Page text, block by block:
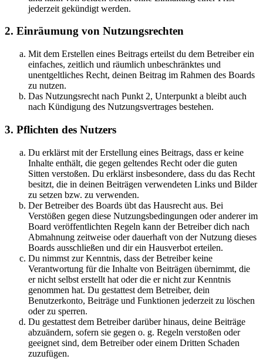
jederzeit gekündigt werden.
2. Einräumung von Nutzungsrechten
Mit dem Erstellen eines Beitrags erteilst du dem Betreiber ein
einfaches, zeitlich und räumlich unbeschränktes und
unentgeltliches Recht, deinen Beitrag im Rahmen des Boards
zu nutzen.
Das Nutzungsrecht nach Punkt 2, Unterpunkt a bleibt auch
nach Kündigung des Nutzungsvertrages bestehen.
3. Pflichten des Nutzers
Du erklärst mit der Erstellung eines Beitrags, dass er keine
Inhalte enthält, die gegen geltendes Recht oder die guten
Sitten verstoßen. Du erklärst insbesondere, dass du das Recht
besitzt, die in deinen Beiträgen verwendeten Links und Bilder
zu setzen bzw. zu verwenden.
Der Betreiber des Boards übt das Hausrecht aus. Bei
Verstößen gegen diese Nutzungsbedingungen oder anderer im
Board veröffentlichten Regeln kann der Betreiber dich nach
Abmahnung zeitweise oder dauerhaft von der Nutzung dieses
Boards ausschließen und dir ein Hausverbot erteilen.
Du nimmst zur Kenntnis, dass der Betreiber keine
Verantwortung für die Inhalte von Beiträgen übernimmt, die
er nicht selbst erstellt hat oder die er nicht zur Kenntnis
genommen hat. Du gestattest dem Betreiber, dein
Benutzerkonto, Beiträge und Funktionen jederzeit zu löschen
oder zu sperren.
Du gestattest dem Betreiber darüber hinaus, deine Beiträge
abzuändern, sofern sie gegen o. g. Regeln verstoßen oder
geeignet sind, dem Betreiber oder einem Dritten Schaden
zuzufügen.